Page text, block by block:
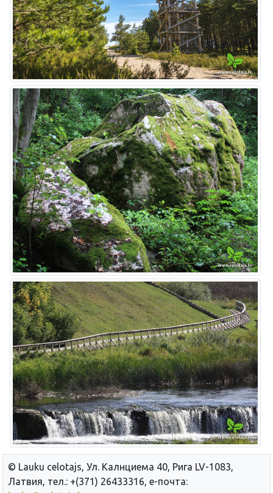
© Lauku сelotajs, Ул. Калнциема 40, Рига LV-1083,
Латвия, тел.: +(371) 26433316, е-почта: